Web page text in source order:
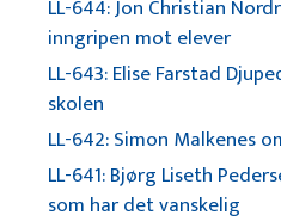
LL-644: Jon Christian
inngripen mot elever
LL-643: Elise Farstad
skolen
LL-642: Simon Malkenes
LL-641: Bjørg Liseth
som har det vanskelig